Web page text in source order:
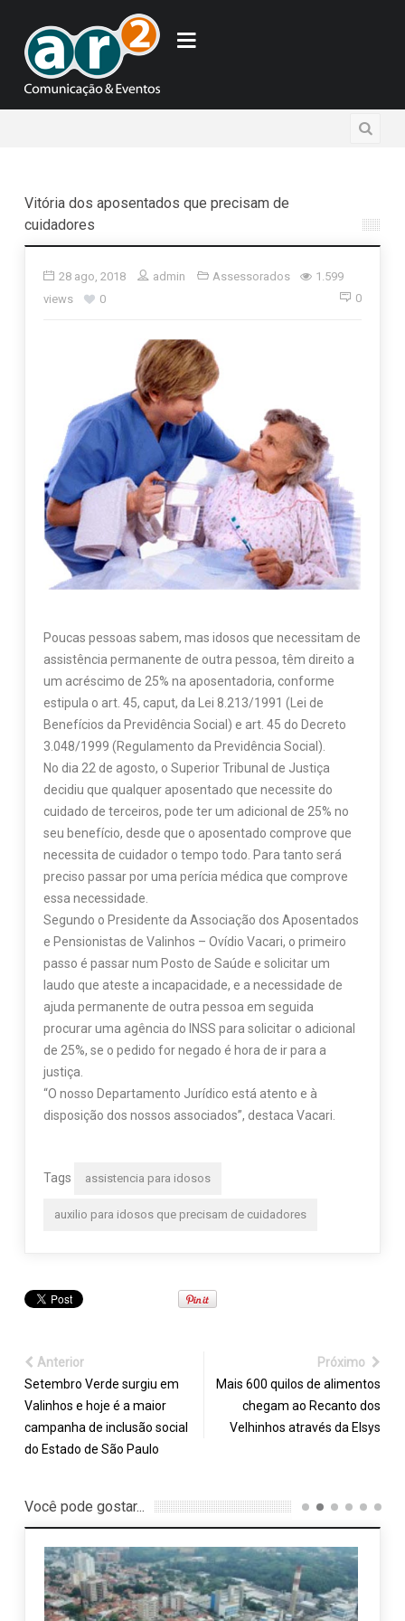
Vitória dos aposentados que precisam de
cuidadores
28 ago, 2018 admin Assessorados
1.599
views
0 0
Poucas pessoas sabem, mas idosos que necessitam de
assistência permanente de outra pessoa, têm direito a
um acréscimo de 25% na aposentadoria, conforme
estipula o art. 45, caput, da Lei 8.213/1991 (Lei de
Benefícios da Previdência Social) e art. 45 do Decreto
3.048/1999 (Regulamento da Previdência Social).
No dia 22 de agosto, o Superior Tribunal de Justiça
decidiu que qualquer aposentado que necessite do
cuidado de terceiros, pode ter um adicional de 25% no
seu benefício, desde que o aposentado comprove que
necessita de cuidador o tempo todo. Para tanto será
preciso passar por uma perícia médica que comprove
essa necessidade.
Segundo o Presidente da Associação dos Aposentados
e Pensionistas de Valinhos – Ovídio Vacari, o primeiro
passo é passar num Posto de Saúde e solicitar um
laudo que ateste a incapacidade, e a necessidade de
ajuda permanente de outra pessoa em seguida
procurar uma agência do INSS para solicitar o adicional
de 25%, se o pedido for negado é hora de ir para a
justiça.
“O nosso Departamento Jurídico está atento e à
disposição dos nossos associados”, destaca Vacari.
Tags assistencia para idosos
auxilio para idosos que precisam de cuidadores
Anterior
Setembro Verde surgiu em
Valinhos e hoje é a maior
campanha de inclusão social
do Estado de São Paulo
Próximo
Mais 600 quilos de alimentos
chegam ao Recanto dos
Velhinhos através da Elsys
Você pode gostar...